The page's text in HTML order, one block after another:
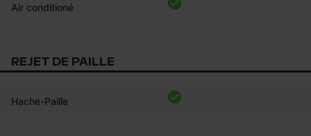
Air conditioné
REJET DE PAILLE
Hache-Paille